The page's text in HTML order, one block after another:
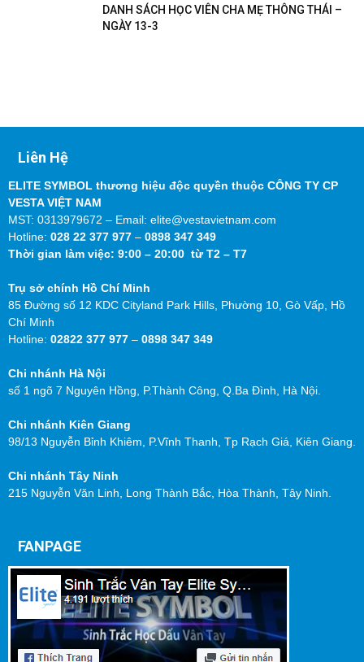
DANH SÁCH HỌC VIÊN CHA MẸ THÔNG THÁI –
NGÀY 13-3
Liên Hệ
ELITE SYMBOL thương hiệu độc quyền thuộc CÔNG TY CP
VESTA VIỆT NAM
MST: 0313979672 – Email: elite@vestavietnam.com
Hotline: 028 22 377 977 – 0898 347 349
Thời gian làm việc: 9:00 – 20:00 từ T2 – T7
Trụ sở chính Hồ Chí Minh
85 Đường số 12 KDC Cityland Park Hills, Phường 10, Gò Vấp, Hồ
Chí Minh
Hotline: 02822 377 977 – 0898 347 349
Chi nhánh Hà Nội
số 1 ngõ 7 Nguyên Hồng, P.Thành Công, Q.Ba Đình, Hà Nội.
Chi nhánh Kiên Giang
98/13 Nguyễn Bỉnh Khiêm, P.Vĩnh Thanh, Tp Rạch Giá, Kiên Giang.
Chi nhánh Tây Ninh
215 Nguyễn Văn Linh, Long Thành Bắc, Hòa Thành, Tây Ninh.
FANPAGE